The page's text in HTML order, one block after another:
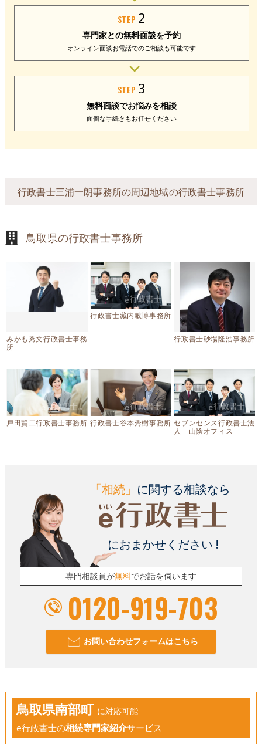
STEP 2
専門家との無料面談を予約
オンライン面談お電話でのご相談も可能です
STEP 3
無料面談でお悩みを相談
面倒な手続きもお任せください
行政書士三浦一朗事務所の周辺地域の行政書士事務所
鳥取県の行政書士事務所
みかも秀文行政書士事務
所
行政書士藏内敏博事務所
行政書士砂場隆浩事務所
戸田賢二行政書士事務所 行政書士谷本秀樹事務所 セブンセンス行政書士法
人 山陰オフィス
「相続」 に関する相談なら
におまかせください !
専門相談員が無料でお話を伺います
0120-919-703
お問い合わせフォームはこちら
鳥取県南部町 に対応可能
e行政書士の相続専門家紹介サービス